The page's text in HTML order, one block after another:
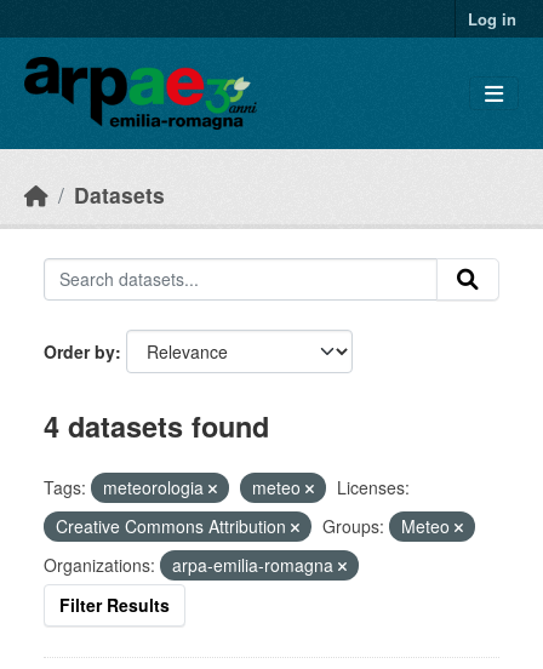
Log in
Datasets
Order by
4 datasets found
Tags: meteorologia meteo
Licenses:
Creative Commons Attribution
Groups:
Meteo
Organizations:
arpa-emilia-romagna
Filter Results